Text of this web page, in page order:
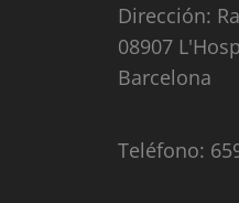
Dirección:
08907
Barcelona
Teléfono: